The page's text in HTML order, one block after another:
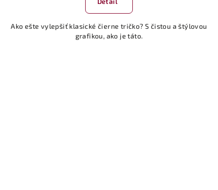
Ako ešte vylepšiť klasické čierne tričko? S čistou a štýlovou
grafikou, ako je táto.